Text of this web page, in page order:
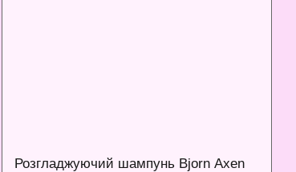
Розгладжуючий шампунь Bjorn Axen